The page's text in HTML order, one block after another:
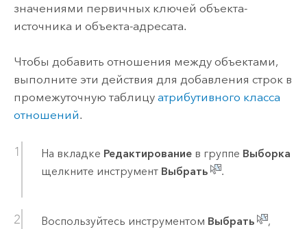
значениями первичных ключей объекта-
источника и объекта-адресата.
Чтобы добавить отношения между объектами,
выполните эти действия для добавления строк в
промежуточную таблицу атрибутивного класса
отношений.
На вкладке Редактированиев группе Выборка
щелкните инструмент Выбрать .
Воспользуйтесь инструментом Выбрать
,